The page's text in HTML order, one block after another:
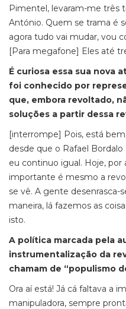
Pimentel, levaram-me três
António. Quem se trama é
agora tudo vai mudar, vou
[Para megafone] Eles até
É curiosa essa sua nova
foi conhecido por
que, embora revoltado,
soluções a partir dessa
[interrompe] Pois, está
desde que o Rafael
eu continuo igual. Hoje, por
importante é mesmo a
se vê. A gente desenrasca-
maneira, lá fazemos as
isto.
A política marcada pela
instrumentalização da
chamam de “populismo
Ora aí está! Já cá faltava a
manipuladora, sempre